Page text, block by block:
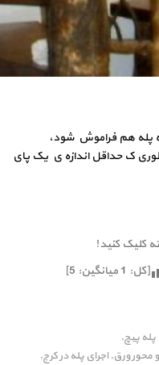
پله هم فراموش شود،
ک حداقل اندازه ی یک پای
کلیک کنید!
[کل: 1میانگین: 5
]
پله پیچ,
محور ورق, اجرای پله در کرج,